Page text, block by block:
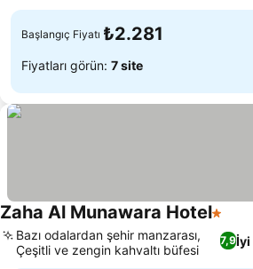
Başlangıç Fiyatı ₺2.281
Fiyatları görün: 7 site
Zaha Al Munawara Hotel1 Yıldız
7,9İyi
Bazı odalardan şehir manzarası,
Çeşitli ve zengin kahvaltı büfesi